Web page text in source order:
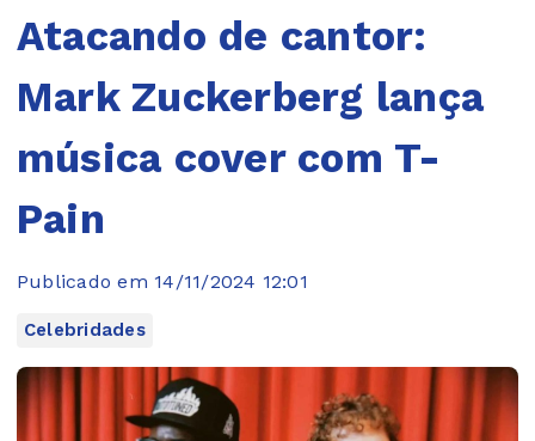
Atacando de cantor:
Mark Zuckerberg lança
música cover com T-
Pain
Publicado em 14/11/2024 12:01
Celebridades